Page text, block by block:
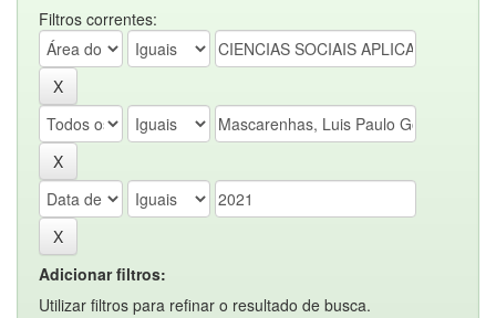
Filtros correntes:
Adicionar filtros:
Utilizar filtros para refinar o resultado de busca.